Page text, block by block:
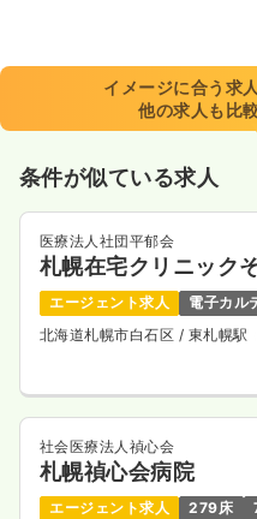
イメージに合う求
他の求人も比
条件が似ている求人
医療法人社団平郁会
札幌在宅クリニック
エージェント求人
電子カル
北海道札幌市白石区 / 東札幌駅
社会医療法人禎心会
札幌禎心会病院
エージェント求人 279床